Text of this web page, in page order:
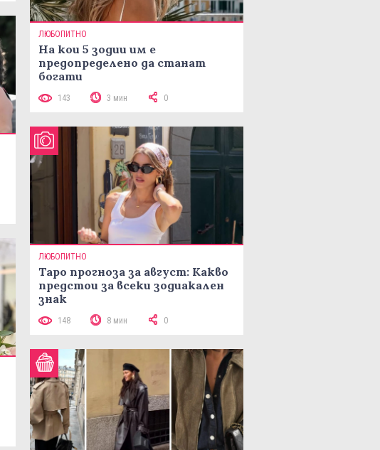
ЛЮБОПИТНО
На кои 5 зодии им е
предопределено да станат
богати
143 3 мин 0
ЛЮБОПИТНО
Таро прогноза за август: Какво
предстои за всеки зодиакален
знак
148 8 мин 0